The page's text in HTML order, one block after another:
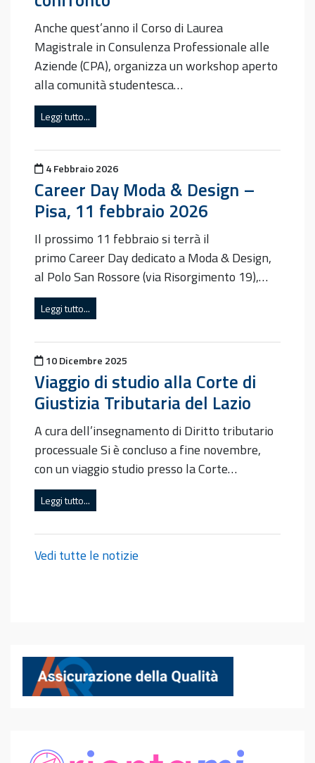
Anche quest’anno il Corso di Laurea
Magistrale in Consulenza Professionale alle
Aziende (CPA), organizza un workshop aperto
alla comunità studentesca…
Leggi tutto...
Pubblicato il
4 Febbraio 2026
Career Day Moda & Design –
Pisa, 11 febbraio 2026
Il prossimo 11 febbraio si terrà il
primo Career Day dedicato a Moda & Design,
al Polo San Rossore (via Risorgimento 19),…
Leggi tutto...
Pubblicato il
10 Dicembre 2025
Viaggio di studio alla Corte di
Giustizia Tributaria del Lazio
A cura dell’insegnamento di Diritto tributario
processuale Si è concluso a fine novembre,
con un viaggio studio presso la Corte…
Leggi tutto...
Vedi tutte le notizie